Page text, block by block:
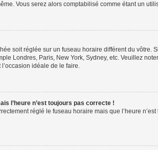
Vous serez alors comptabilisé comme étant un
soit réglée sur un fuseau horaire différent du
Londres, Paris, New York, Sydney, etc. Veuillez
l’occasion idéale de le faire.
l’heure n’est toujours pas correcte !
réglé le fuseau horaire mais que l’heure